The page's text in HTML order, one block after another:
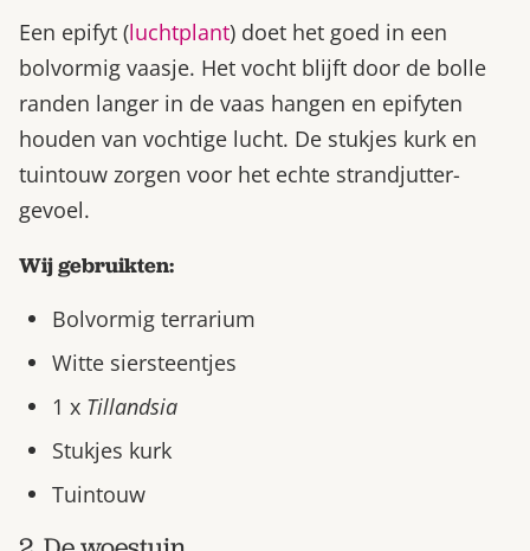
Een epifyt (luchtplant) doet het goed in een
bolvormig vaasje. Het vocht blijft door de bolle
randen langer in de vaas hangen en epifyten
houden van vochtige lucht. De stukjes kurk en
tuintouw zorgen voor het echte strandjutter-
gevoel.
Wij gebruikten:
Bolvormig terrarium
Witte siersteentjes
1 x Tillandsia
Stukjes kurk
Tuintouw